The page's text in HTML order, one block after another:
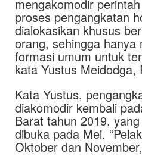
mengakomodir
proses pengangkatan
dialokasikan khusus
orang, sehingga hanya
formasi umum untuk
kata Yustus Meidodga,
Kata Yustus,
diakomodir kembali
Barat tahun 2019,
dibuka pada Mei.
Oktober dan